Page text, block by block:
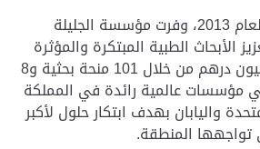
ومنذ تأسيسها في العام 2013، وفرت مؤسسة الجليلة
الأبحاث الطبية المبتكرة والمؤثرة
حيث قدمت نحو 28 مليون درهم من خلال 101 منحة بحثية و8
مؤسسات عالمية رائدة في المملكة
واليابان بهدف ابتكار حلول لأكبر
تواجهها المنطقة.